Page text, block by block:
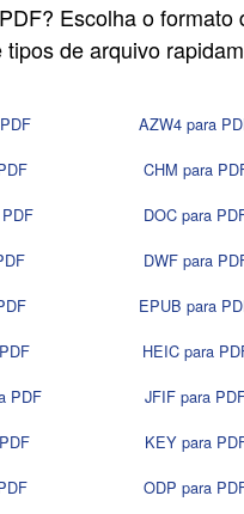
Escolha o
de arquivo
AZW4 para
CHM para
DOC para
DWF para
EPUB para
HEIC para
PDF JFIF para
KEY para
ODP para